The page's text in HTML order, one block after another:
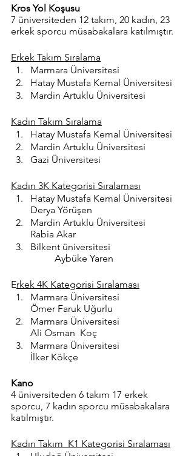
Kros Yol Koşusu
7 üniversiteden 12 takım, 20 kadın, 23
erkek sporcu müsabakalara katılmıştır.
Erkek Takım Sıralama
Marmara Üniversitesi
Hatay Mustafa Kemal Üniversitesi
Mardin Artuklu Üniversitesi
Kadın Takım Sıralama
Hatay Mustafa Kemal Üniversitesi
Mardin Artuklu Üniversitesi
Gazi Üniversitesi
Kadın 3K Kategorisi Sıralaması
Hatay Mustafa Kemal Üniversitesi
Derya Yörüşen
Mardin Artuklu Üniversitesi
Rabia Akar
Bilkent üniversitesi
	Aybüke Yaren
Erkek 4K Kategorisi Sıralaması
Marmara Üniversitesi
Ömer Faruk Uğurlu
Marmara Üniversitesi
Ali Osman  Koç
Marmara Üniversitesi
İlker Kökçe
Kano
4 üniversiteden 6 takım 17 erkek
sporcu, 7 kadın sporcu müsabakalara
katılmıştır.
Kadın Takım  K1 Kategorisi Sıralaması